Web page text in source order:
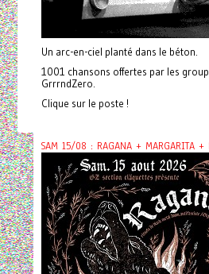
Un arc-en-ciel planté dans le béton.
1001 chansons offertes par les
GrrrndZero.
Clique sur le poste !
SAM 15/08 : RAGANA + MARGARITA +